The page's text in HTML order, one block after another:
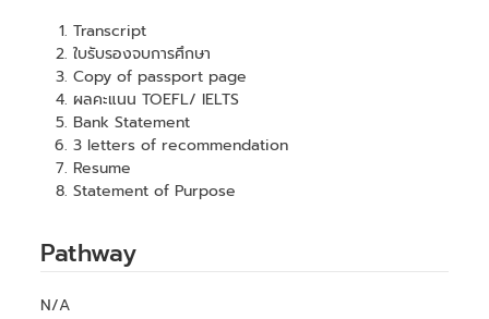
Transcript
ใบรับรองจบการศึกษา
Copy of passport page
ผลคะแนน TOEFL/ IELTS
Bank Statement
3 letters of recommendation
Resume
Statement of Purpose
Pathway
N/A